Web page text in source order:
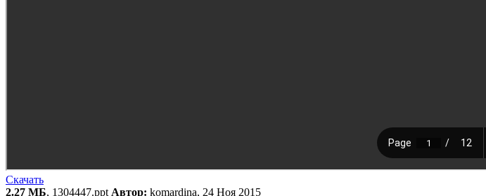
Скачать
2.27 МБ, 1304447.ppt Автор: komardina, 24 Ноя 2015